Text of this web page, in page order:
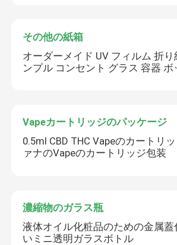
その他の紙箱
オーダーメイド UV フィルム 折
ンプル コンセント グラス 容器 ボ
Vapeカートリッジのパッケージ
0.5ml CBD THC Vapeのカートリ
ァナのVapeのカートリッジ包装
濃縮物のガラス瓶
液体オイル化粧品のための金属蓋
いミニ透明ガラスボトル